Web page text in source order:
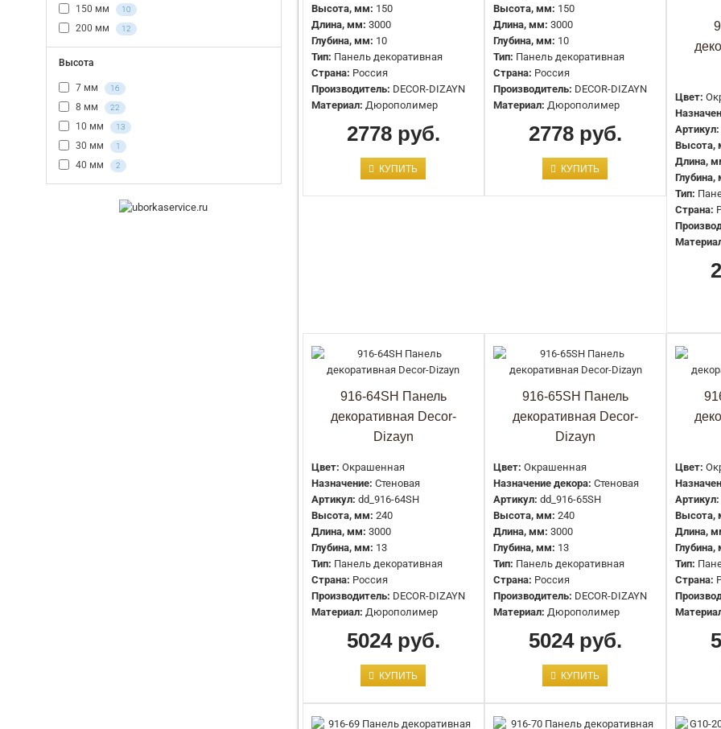
150 мм 10
200 мм 12
Высота
7 мм 16
8 мм 22
10 мм 13
30 мм 1
40 мм 2
904-66SH Панель декоративная
Decor-Dizayn
2778 руб.
2778 руб.
904-69 Панель декоративная
Dizayn
2778 руб.
Dizayn
Высота, мм: 150
Длина, мм: 3000
Глубина, мм: 10
Тип: Панель декоративная
Страна: Россия
Производитель: DECOR-DIZAYN
Материал: Дюрополимер
2778 руб.
КУПИТЬ
Высота, мм: 150
Длина, мм: 3000
Глубина, мм: 10
Тип: Панель декоративная
Страна: Россия
Производитель: DECOR-DIZAYN
Материал: Дюрополимер
2778 руб.
КУПИТЬ
Цвет:
Артикул:
Высота,
Длина,
Глубина,
Тип:
Страна:
916-64SH Панель
декоративная Decor-
Dizayn
Цвет: Окрашенная
Назначение: Стеновая
Артикул: dd_916-64SH
Высота, мм: 240
Длина, мм: 3000
Глубина, мм: 13
Тип: Панель декоративная
Страна: Россия
Производитель: DECOR-DIZAYN
Материал: Дюрополимер
5024 руб.
КУПИТЬ
916-65SH Панель
декоративная Decor-
Dizayn
Цвет: Окрашенная
Назначение декора: Стеновая
Артикул: dd_916-65SH
Высота, мм: 240
Длина, мм: 3000
Глубина, мм: 13
Тип: Панель декоративная
Страна: Россия
Производитель: DECOR-DIZAYN
Материал: Дюрополимер
5024 руб.
КУПИТЬ
Цвет:
Артикул:
Высота,
Длина,
Глубина,
Тип:
Страна: